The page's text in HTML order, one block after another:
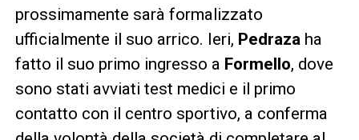
prossimamente sarà formalizzato
ufficialmente il suo arrico. Ieri, Pedrazaha
fatto il suo primo ingresso a Formello, dove
sono stati avviati test medici e il primo
contatto con il centro sportivo, a conferma